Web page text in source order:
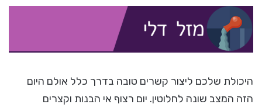
היכולת שלכם ליצור קשרים טובה בדרך כלל אולם היום
הזה המצב שונה לחלוטין. יום רצוף אי הבנות וקצרים